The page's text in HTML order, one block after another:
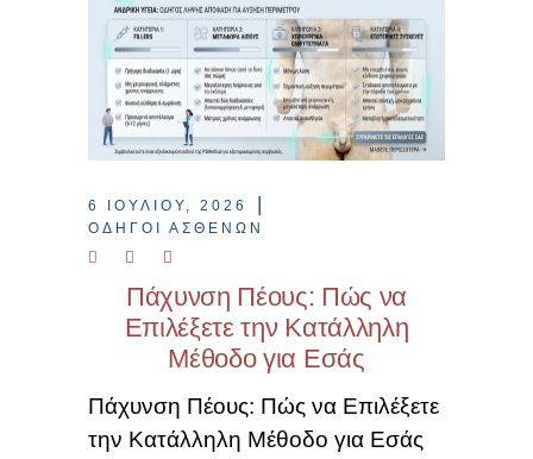
6 ΙΟΥΛΊΟΥ, 2026
ΟΔΗΓΟΊ ΑΣΘΕΝΏΝ
Πάχυνση Πέους: Πώς να
Επιλέξετε την Κατάλληλη
Μέθοδο για Εσάς
Πάχυνση Πέους: Πώς να Επιλέξετε
την Κατάλληλη Μέθοδο για Εσάς